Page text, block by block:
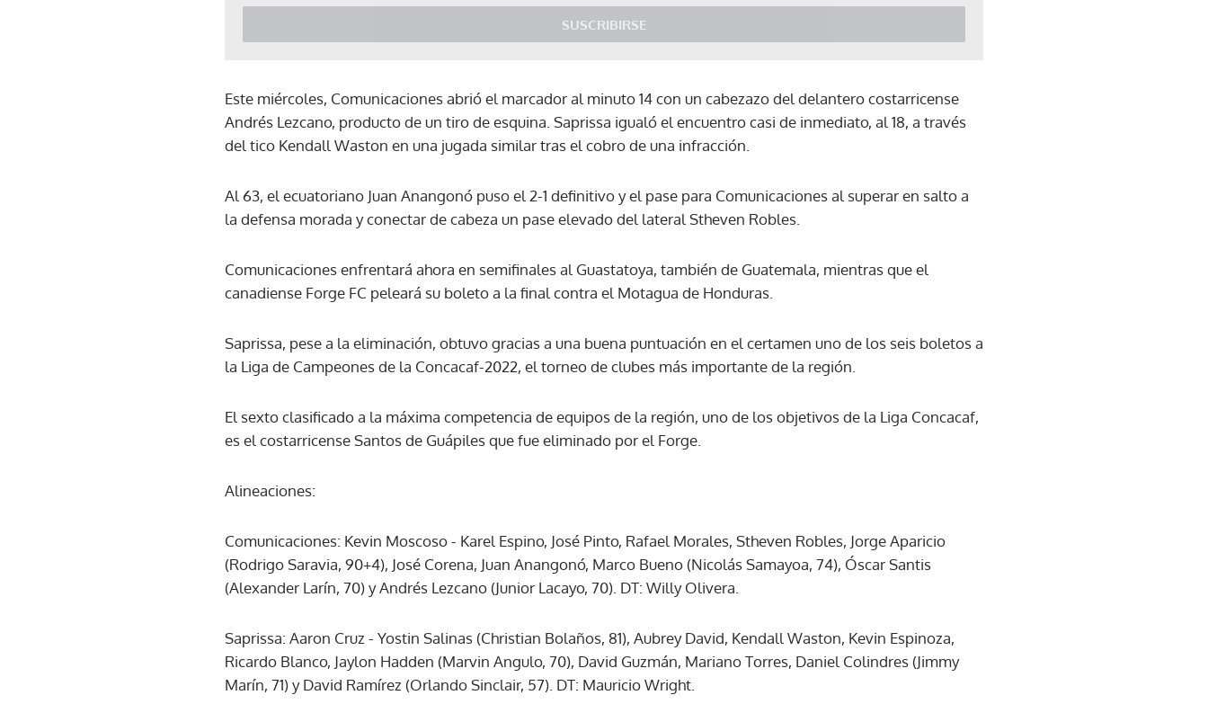
SUSCRIBIRSE
Gracias por suscribirte a nuestro boletín.
Este miércoles, Comunicaciones abrió el marcador al minuto 14 con un cabezazo del delantero costarricense
Andrés Lezcano, producto de un tiro de esquina. Saprissa igualó el encuentro casi de inmediato, al 18, a través
del tico Kendall Waston en una jugada similar tras el cobro de una infracción.
Al 63, el ecuatoriano Juan Anangonó puso el 2-1 definitivo y el pase para Comunicaciones al superar en salto a
la defensa morada y conectar de cabeza un pase elevado del lateral Stheven Robles.
Comunicaciones enfrentará ahora en semifinales al Guastatoya, también de Guatemala, mientras que el
canadiense Forge FC peleará su boleto a la final contra el Motagua de Honduras.
Saprissa, pese a la eliminación, obtuvo gracias a una buena puntuación en el certamen uno de los seis boletos a
la Liga de Campeones de la Concacaf-2022, el torneo de clubes más importante de la región.
El sexto clasificado a la máxima competencia de equipos de la región, uno de los objetivos de la Liga Concacaf,
es el costarricense Santos de Guápiles que fue eliminado por el Forge.
Alineaciones:
Comunicaciones: Kevin Moscoso - Karel Espino, José Pinto, Rafael Morales, Stheven Robles, Jorge Aparicio
(Rodrigo Saravia, 90+4), José Corena, Juan Anangonó, Marco Bueno (Nicolás Samayoa, 74), Óscar Santis
(Alexander Larín, 70) y Andrés Lezcano (Junior Lacayo, 70). DT: Willy Olivera.
Saprissa: Aaron Cruz - Yostin Salinas (Christian Bolaños, 81), Aubrey David, Kendall Waston, Kevin Espinoza,
Ricardo Blanco, Jaylon Hadden (Marvin Angulo, 70), David Guzmán, Mariano Torres, Daniel Colindres (Jimmy
Marín, 71) y David Ramírez (Orlando Sinclair, 57). DT: Mauricio Wright.